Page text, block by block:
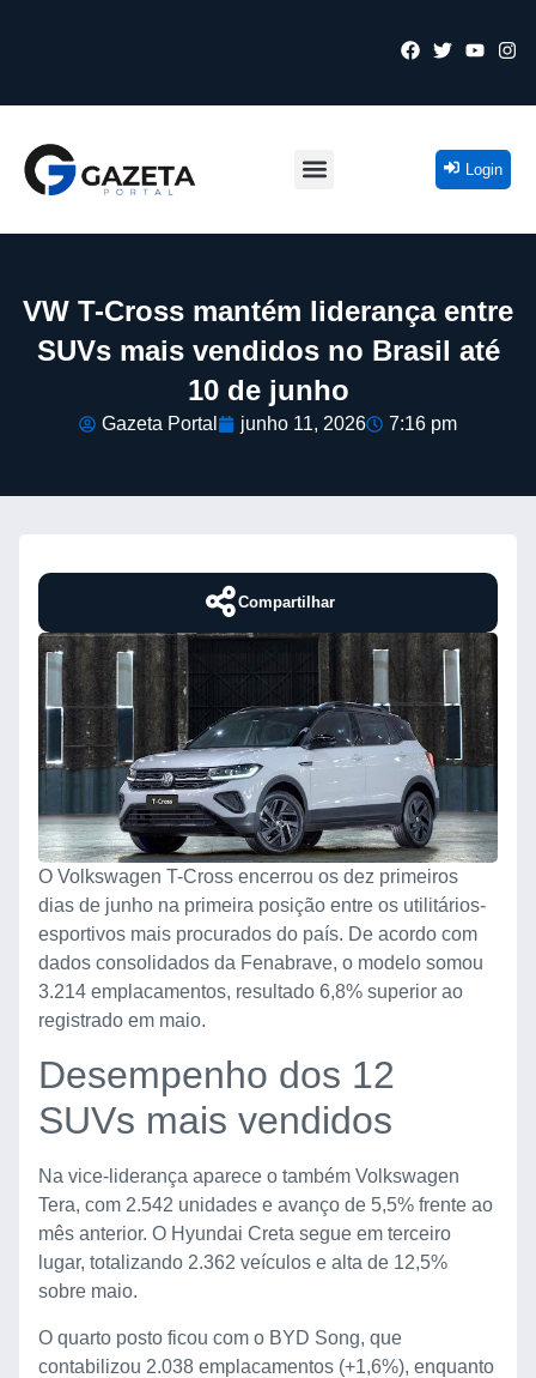
Login
VW T-Cross mantém liderança entre
SUVs mais vendidos no Brasil até
10 de junho
Gazeta Portal junho 11, 2026 7:16 pm
Compartilhar
O Volkswagen T-Cross encerrou os dez primeiros
dias de junho na primeira posição entre os utilitários-
esportivos mais procurados do país. De acordo com
dados consolidados da Fenabrave, o modelo somou
3.214 emplacamentos, resultado 6,8% superior ao
registrado em maio.
Desempenho dos 12
SUVs mais vendidos
Na vice-liderança aparece o também Volkswagen
Tera, com 2.542 unidades e avanço de 5,5% frente ao
mês anterior. O Hyundai Creta segue em terceiro
lugar, totalizando 2.362 veículos e alta de 12,5%
sobre maio.
O quarto posto ficou com o BYD Song, que
contabilizou 2.038 emplacamentos (+1,6%), enquanto